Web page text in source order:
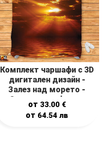
Комплект чаршафи с 3D
дигитален дизайн -
Залез над морето -
Sunset over the sea
от 33.00 €
от 64.54лв